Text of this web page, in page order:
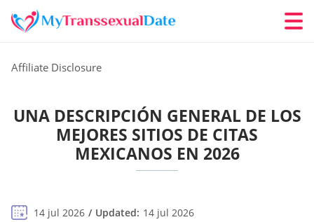
Affiliate Disclosure
UNA DESCRIPCIÓN GENERAL DE LOS
MEJORES SITIOS DE CITAS
MEXICANOS EN 2026
14 jul 2026 Updated: 14 jul 2026